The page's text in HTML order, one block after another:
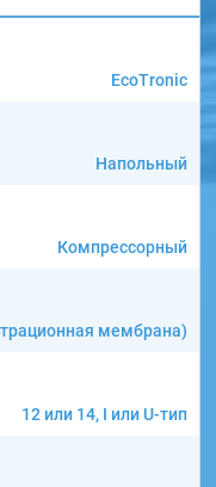
EcoTronic
Напольный
Компрессорный
мембрана)
12 или 14, I или U-тип